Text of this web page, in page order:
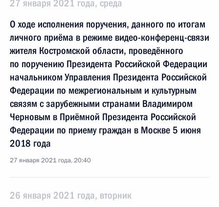
27 января 2021 года, среда
О ходе исполнения поручения, данного по итогам
личного приёма в режиме видео-конференц-связи
жителя Костромской области, проведённого
по поручению Президента Российской Федерации
начальником Управления Президента Российской
Федерации по межрегиональным и культурным
связям с зарубежными странами Владимиром
Черновым в Приёмной Президента Российской
Федерации по приему граждан в Москве 5 июня
2018 года
27 января 2021 года, 20:40
26 января 2021 года, вторник